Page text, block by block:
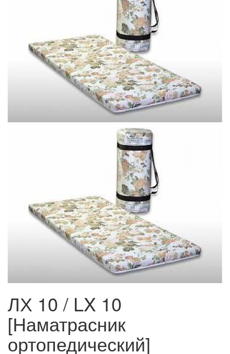
ЛХ 10 / LX 10
[Наматрасник
ортопедический]